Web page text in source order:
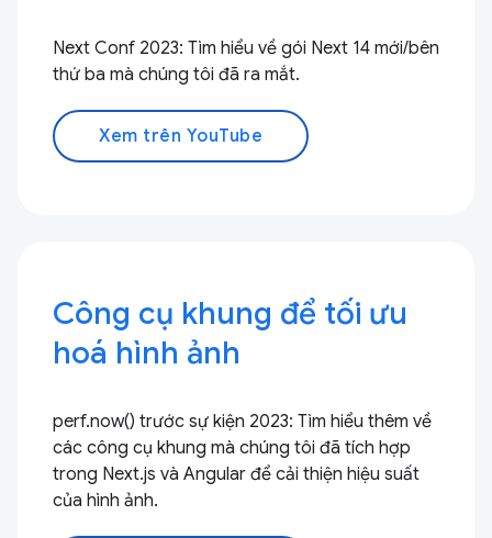
Next Conf 2023: Tìm hiểu về gói Next 14 mới/bên
thứ ba mà chúng tôi đã ra mắt.
Xem trên YouTube
Công cụ khung để tối ưu
hoá hình ảnh
perf.now() trước sự kiện 2023: Tìm hiểu thêm về
các công cụ khung mà chúng tôi đã tích hợp
trong Next.js và Angular để cải thiện hiệu suất
của hình ảnh.